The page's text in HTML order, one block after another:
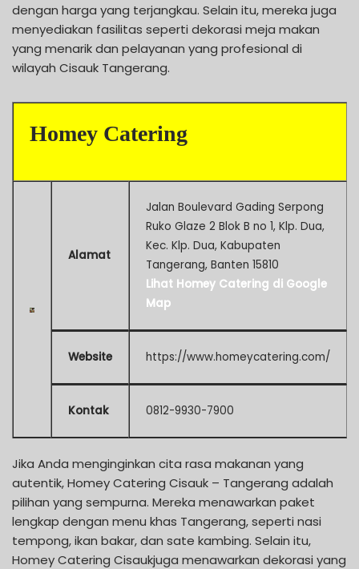
dengan harga yang terjangkau. Selain itu, mereka juga
menyediakan fasilitas seperti dekorasi meja makan
yang menarik dan pelayanan yang profesional di
wilayah Cisauk Tangerang.
Homey Catering
Alamat
Jalan Boulevard Gading Serpong
Ruko Glaze 2 Blok B no 1, Klp. Dua,
Kec. Klp. Dua, Kabupaten
Tangerang, Banten 15810
Lihat Homey Catering di Google
Map
Website https://www.homeycatering.com/
Kontak 0812-9930-7900
Jika Anda menginginkan cita rasa makanan yang
autentik, Homey Catering Cisauk – Tangerang adalah
pilihan yang sempurna. Mereka menawarkan paket
lengkap dengan menu khas Tangerang, seperti nasi
tempong, ikan bakar, dan sate kambing. Selain itu,
Homey Catering Cisaukjuga menawarkan dekorasi yang